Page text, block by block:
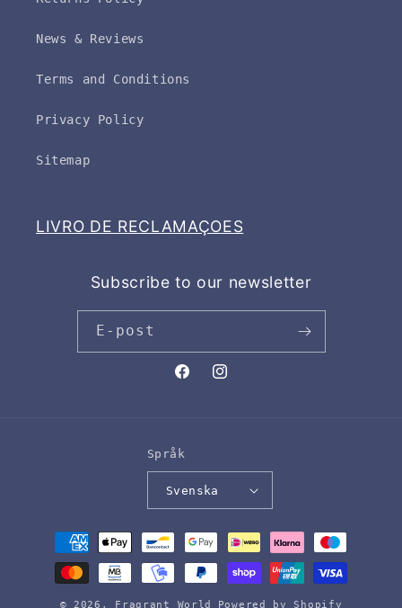
News & Reviews
Terms and Conditions
Privacy Policy
Sitemap
LIVRO DE RECLAMAÇOES
Subscribe to our newsletter
E-post
FacebookInstagram
Språk
Svenska
Betalningsmetoder
© 2026, Fragrant World Powered by Shopify